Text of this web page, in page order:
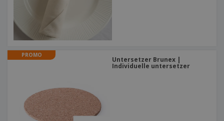
PROMO
Untersetzer Brunex |
Individuelle untersetzer